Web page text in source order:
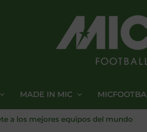
MADE IN MIC
a los mejores equipos del mundo